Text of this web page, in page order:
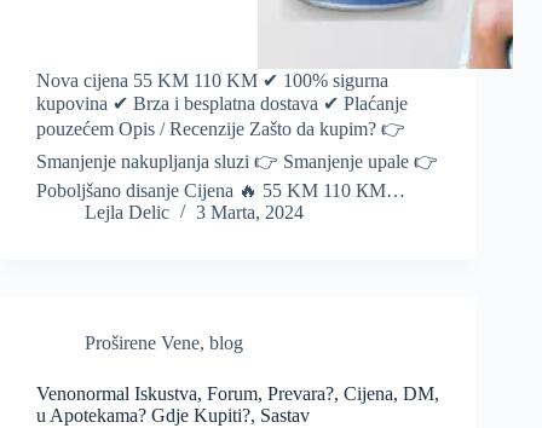
Nova cijena 55 KM 110 KM ✔ 100% sigurna
kupovina ✔ Brza i besplatna dostava ✔ Plaćanje
pouzećem Opis / Recenzije Zašto da kupim? 👉
Smanjenje nakupljanja sluzi 👉 Smanjenje upale 👉
Poboljšano disanje Cijena 🔥 55 KM 110 КМ…
Lejla Delic
3 Marta, 2024
Proširene Vene, blog
Venonormal Iskustva, Forum, Prevara?, Cijena, DM,
u Apotekama? Gdje Kupiti?, Sastav